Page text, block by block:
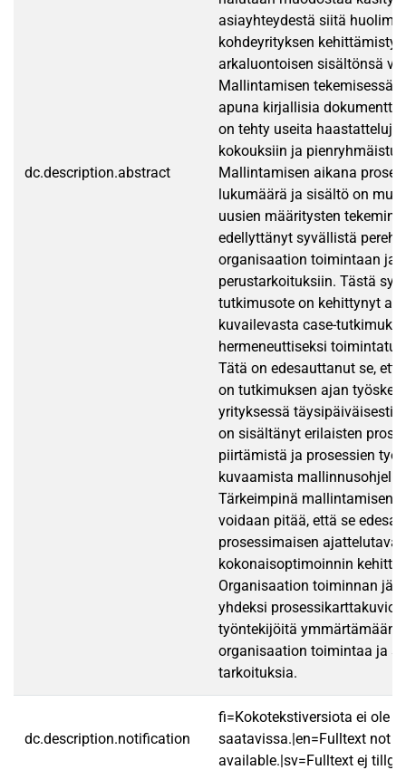
dc.description.abstract
asiayhteydestä siitä
kohdeyrityksen
arkaluontoisen sisältönsä
Mallintamisen tekemisessä
apuna kirjallisia
on tehty useita
kokouksiin ja
Mallintamisen aikana
lukumäärä ja sisältö on
uusien määritysten
edellyttänyt syvällistä
organisaation toimintaan ja
perustarkoituksiin. Tästä
tutkimusote on kehittynyt
kuvailevasta case-
hermeneuttiseksi
Tätä on edesauttanut se,
on tutkimuksen ajan
yrityksessä täysipäiväisesti.
on sisältänyt erilaisten
piirtämistä ja prosessien
kuvaamista
Tärkeimpinä mallintamisen
voidaan pitää, että se
prosessimaisen
kokonaisoptimoinnin
Organisaation toiminnan
yhdeksi
työntekijöitä ymmärtämään
organisaation toimintaa ja
tarkoituksia.
dc.description.notification
fi=Kokotekstiversiota ei ole
saatavissa.|en=Fulltext not
available.|sv=Fulltext ej